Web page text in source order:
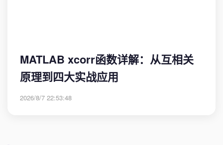
MATLAB xcorr函数详解：从互相关
原理到四大实战应用
2026/8/7 22:53:48